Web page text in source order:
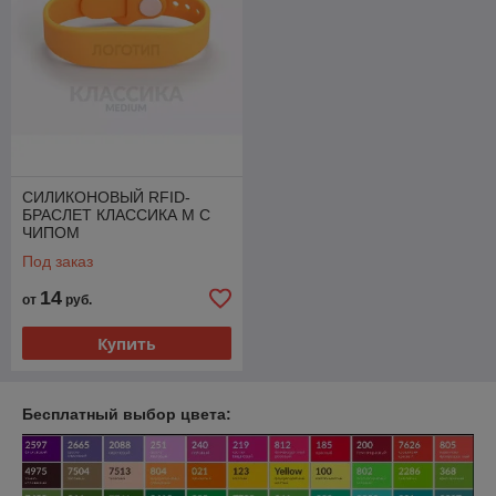
СИЛИКОНОВЫЙ RFID-
БРАСЛЕТ КЛАССИКА M С
ЧИПОМ
Под заказ
от 14 руб.
Купить
Бесплатный выбор цвета: